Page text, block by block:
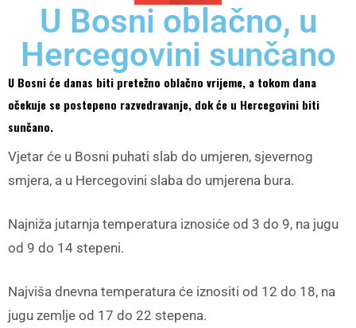
U Bosni oblačno, u
Hercegovini sunčano
U Bosni će danas biti pretežno oblačno vrijeme, a tokom dana
očekuje se postepeno razvedravanje, dok će u Hercegovini biti
sunčano.
Vjetar će u Bosni puhati slab do umjeren, sjevernog
smjera, a u Hercegovini slaba do umjerena bura.
Najniža jutarnja temperatura iznosiće od 3 do 9, na jugu
od 9 do 14 stepeni.
Najviša dnevna temperatura će iznositi od 12 do 18, na
jugu zemlje od 17 do 22 stepena.